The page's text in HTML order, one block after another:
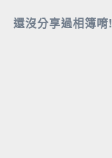
還沒分享過相簿唷!